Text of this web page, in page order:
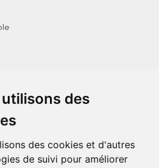
des
des cookies et d'autres
de suivi pour améliorer
SUR VOTRE 1ÈRE COMMANDE*